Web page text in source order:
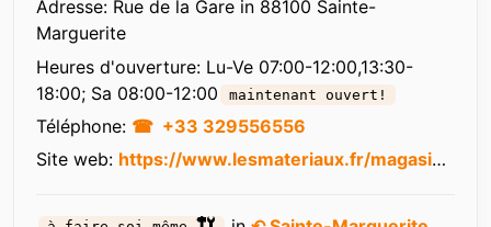
Adresse: Rue de la Gare in 88100 Sainte-
Marguerite
Heures d'ouverture: Lu-Ve 07:00-12:00,13:30-
18:00; Sa 08:00-12:00
maintenant ouvert!
Téléphone:
+33 329556556
Site web: https://www.lesmateriaux.fr/magasins/bloc-et-job-saint-die-sainte-marguerite.html